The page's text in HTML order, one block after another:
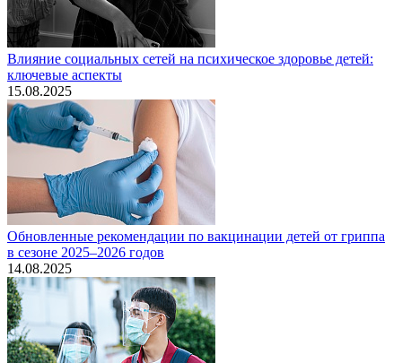
Влияние социальных сетей на психическое здоровье детей:
ключевые аспекты
15.08.2025
Обновленные рекомендации по вакцинации детей от гриппа
в сезоне 2025–2026 годов
14.08.2025